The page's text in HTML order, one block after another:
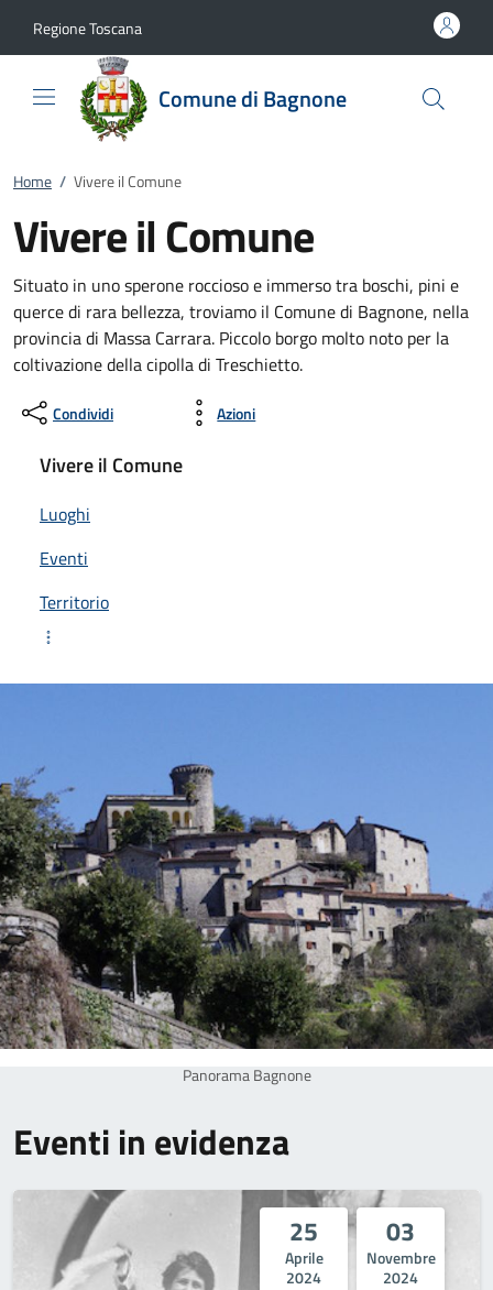
Regione Toscana
Comune di Bagnone
Home / Vivere il Comune
Vivere il Comune
Situato in uno sperone roccioso e immerso tra boschi, pini e
querce di rara bellezza, troviamo il Comune di Bagnone, nella
provincia di Massa Carrara. Piccolo borgo molto noto per la
coltivazione della cipolla di Treschietto.
Condividi Azioni
Vivere il Comune
Luoghi
Eventi
Territorio
Panorama Bagnone
Eventi in evidenza
25
Aprile
2024
03
Novembre
2024